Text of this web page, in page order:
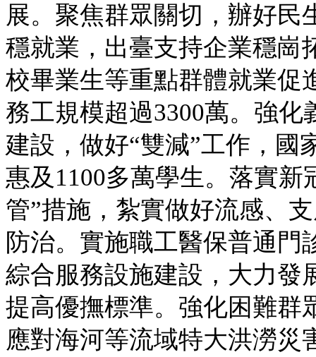
展。聚焦群眾關切，辦好民
穩就業，出臺支持企業穩崗
校畢業生等重點群體就業促
務工規模超過3300萬。強化
建設，做好“雙減”工作，國
惠及1100多萬學生。落實新
管”措施，紮實做好流感、
防治。實施職工醫保普通門
綜合服務設施建設，大力發
提高優撫標準。強化困難群
應對海河等流域特大洪澇災